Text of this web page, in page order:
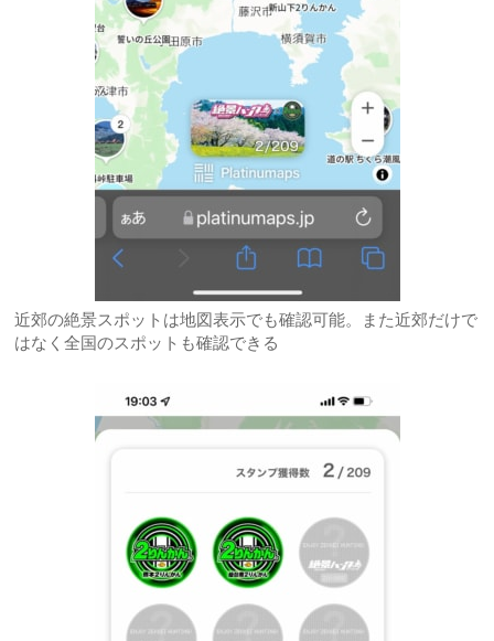
近郊の絶景スポットは地図表示でも確認可能。また近郊だけで
はなく全国のスポットも確認できる